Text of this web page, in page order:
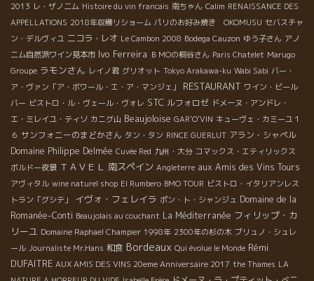
2013 レ・ザノ二ム Histoire du vin francais 南ちゃん Calim RENAISSANCE DES
APPELLATIONS 2018年収穫リショーム パリのお好み焼き OKOMUSU セバスチャ
ン・デルヴィユ ニコラ・レオ Le Cambon 2008 Bodega Cauzon ゆう子さん アノ
ニム自然派ワイン見本市 Ivo Ferreira ＢＭОの桐谷さん Paris Chatelet Marugo
Groupe ラモンさん レイノ君 グリオット Tokyo Arakawa-ku Wabi Sabi バー・
ア・ヴァン「ア・ボワール・エ・ア・マンジェ」
RESTAURANT ワイン・ビール
バー ビストロ・ル・ヴェール・ヴォレ STC ルフォロゼ ドメーヌ・アンドレ・
エ・ミレイユ・ティソ カニグ山 Beaujoloise GAR'O'VIN キューヴェ・カミーユ１
６ サンフォニーのまどかさん タン・タン RINCE GUERLUT アラン・シャペル
Domaine Philippe Delmée Cuvée Red 九州・大分 コマックス・エティリックス
ボルドー夜景 ＴＡＶＥＬ 南スペイン Angleterre aux Amis des Vins Tours
アヴィタル wine naturel shop El Rumbero BMO TOUR ビストロ・イタリアンレス
トラン「グシテ」
イヴォ・フェレイラ ポン・ト・シャンジュ Domaine de la
Romanée-Conti Beaujolais au couchant La Méditerranée フィリップ・カ
リーユ Domaine Raphael Champier 1998年 2300年の杉の木 ブリュノ・シュレ
ール Journaliste Mr.Hans 和食 Bordeaux Qui évolue le Monde Rémi
DUFAITRE AUX AMIS DES VINS 20eme Anniversaire 2017 the Thames LA